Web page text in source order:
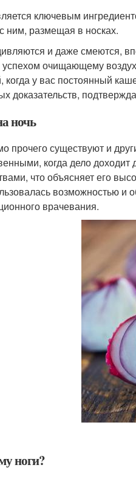
ключевым
ним, размещая в носках.
и даже смеются,
очищающему
когда у вас постоянный
доказательств,
ночь
прочего существуют и
когда дело
что объясняет его
возможностью и
врачевания.
ноги?